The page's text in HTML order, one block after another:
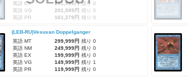
英語 EX
251,999円 残り 0
英語 VG
201,599円 残り 0
英語 PR
161,279円 残り 0
(LEB-RU)Vesuvan Doppelganger
英語 MT
299,999円 残り 0
英語 NM
249,999円 残り 0
英語 EX
199,999円 残り 0
英語 VG
149,999円 残り 1
英語 PR
119,999円 残り 0